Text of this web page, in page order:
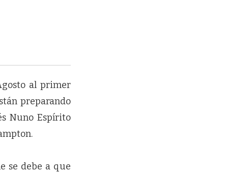
al primer
preparando
Nuno Espírito
se debe a que